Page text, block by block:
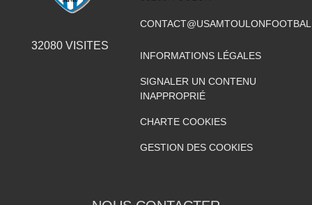
32080VISITES
INFORMATIONS LÉGALES
SIGNALER UN CONTENU
INAPPROPRIÉ
CHARTE COOKIES
GESTION DES COOKIES